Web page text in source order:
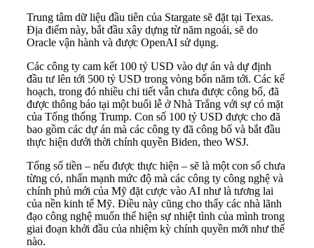
Trung tâm dữ liệu đầu tiên của Stargate sẽ đặt tại Texas.
Địa điểm này, bắt đầu xây dựng từ năm ngoái, sẽ do
Oracle vận hành và được OpenAI sử dụng.
Các công ty cam kết 100 tỷ USD vào dự án và dự định
đầu tư lên tới 500 tỷ USD trong vòng bốn năm tới. Các kế
hoạch, trong đó nhiều chi tiết vẫn chưa được công bố, đã
được thông báo tại một buổi lễ ở Nhà Trắng với sự có mặt
của Tổng thống Trump. Con số 100 tỷ USD được cho đã
bao gồm các dự án mà các công ty đã công bố và bắt đầu
thực hiện dưới thời chính quyền Biden, theo WSJ.
Tổng số tiền – nếu được thực hiện – sẽ là một con số chưa
từng có, nhấn mạnh mức độ mà các công ty công nghệ và
chính phủ mới của Mỹ đặt cược vào AI như là tương lai
của nền kinh tế Mỹ. Điều này cũng cho thấy các nhà lãnh
đạo công nghệ muốn thể hiện sự nhiệt tình của mình trong
giai đoạn khởi đầu của nhiệm kỳ chính quyền mới như thế
nào.